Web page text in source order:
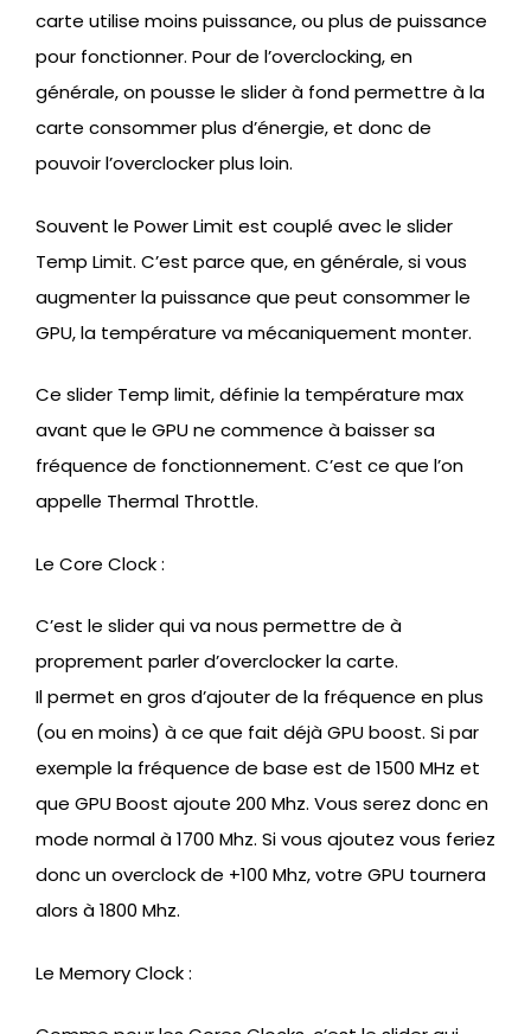
carte utilise moins puissance, ou plus de puissance
pour fonctionner. Pour de l’overclocking, en
générale, on pousse le slider à fond permettre à la
carte consommer plus d’énergie, et donc de
pouvoir l’overclocker plus loin.
Souvent le Power Limit est couplé avec le slider
Temp Limit. C’est parce que, en générale, si vous
augmenter la puissance que peut consommer le
GPU, la température va mécaniquement monter.
Ce slider Temp limit, définie la température max
avant que le GPU ne commence à baisser sa
fréquence de fonctionnement. C’est ce que l’on
appelle Thermal Throttle.
Le Core Clock :
C’est le slider qui va nous permettre de à
proprement parler d’overclocker la carte.
Il permet en gros d’ajouter de la fréquence en plus
(ou en moins) à ce que fait déjà GPU boost. Si par
exemple la fréquence de base est de 1500 MHz et
que GPU Boost ajoute 200 Mhz. Vous serez donc en
mode normal à 1700 Mhz. Si vous ajoutez vous feriez
donc un overclock de +100 Mhz, votre GPU tournera
alors à 1800 Mhz.
Le Memory Clock :